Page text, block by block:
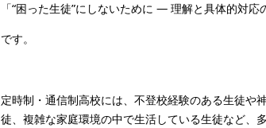
「“困った生徒”にしないために ― 理解と具体的対応
です。
定時制・通信制高校には、不登校経験のある生徒や
徒、複雑な家庭環境の中で生活している生徒など、